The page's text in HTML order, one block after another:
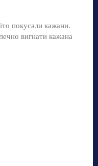
покусали кажани.
вигнати кажана